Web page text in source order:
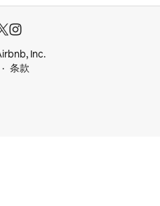
Inc.
条款